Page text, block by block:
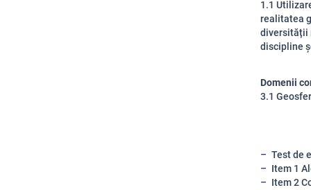
1.1
realitatea
diversității
discipline
Domenii
3.1
Test de
Item 1
Item 2